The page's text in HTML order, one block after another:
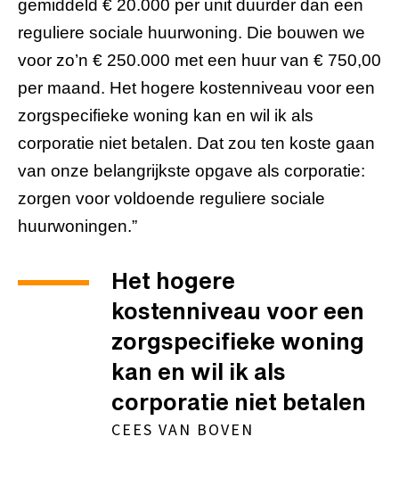
gemiddeld € 20.000 per unit duurder dan een
reguliere sociale huurwoning. Die bouwen we
voor zo’n € 250.000 met een huur van € 750,00
per maand. Het hogere kostenniveau voor een
zorgspecifieke woning kan en wil ik als
corporatie niet betalen. Dat zou ten koste gaan
van onze belangrijkste opgave als corporatie:
zorgen voor voldoende reguliere sociale
huurwoningen.”
Het hogere
kostenniveau voor een
zorgspecifieke woning
kan en wil ik als
corporatie niet betalen
CEES VAN BOVEN